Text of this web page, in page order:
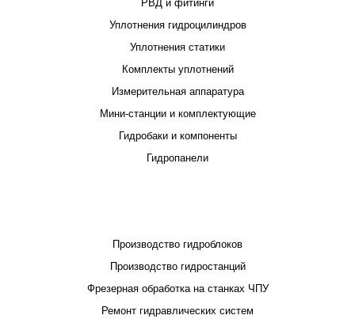
РВД и фитинги
Уплотнения гидроцилиндров
Уплотнения статики
Комплекты уплотнений
Измерительная аппаратура
Мини-станции и комплектующие
Гидробаки и компоненты
Гидропанели
Производство гидроблоков
Производство гидростанций
Фрезерная обработка на станках ЧПУ
Ремонт гидравлических систем